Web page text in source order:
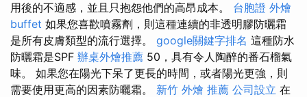
用後的不適感，並且只抱怨他們的高昂成本。 台胞證 外燴
buffet 如果您喜歡噴霧劑，則這種連續的非透明膠防曬霜
是所有皮膚類型的流行選擇。 google關鍵字排名 這種防水
防曬霜是SPF 辦桌外燴推薦 50，具有令人陶醉的番石榴氣
味。 如果您在陽光下呆了更長的時間，或者陽光更強，則
需要使用更高的因素防曬霜。 新竹 外燴 推薦 公司設立 在